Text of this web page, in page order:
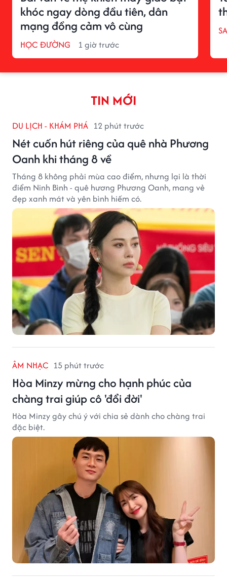
khóc ngay dòng đầu tiên, dân
mạng đồng cảm vô cùng
HỌC ĐƯỜNG 1 giờ trước
TIN MỚI
DU LỊCH - KHÁM PHÁ 12 phút trước
Nét cuốn hút riêng của quê nhà Phương
Oanh khi tháng 8 về
Tháng 8 không phải mùa cao điểm, nhưng lại là thời
điểm Ninh Bình - quê hương Phương Oanh, mang vẻ
đẹp xanh mát và yên bình hiếm có.
ÂM NHẠC 15 phút trước
Hòa Minzy mừng cho hạnh phúc của
chàng trai giúp cô 'đổi đời'
Hòa Minzy gây chú ý với chia sẻ dành cho chàng trai
đặc biệt.